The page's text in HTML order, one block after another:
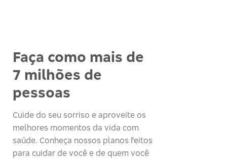
Faça como mais de
7 milhões de
pessoas
Cuide do seu sorriso e aproveite os
melhores momentos da vida com
saúde. Conheça nossos planos feitos
para cuidar de você e de quem você